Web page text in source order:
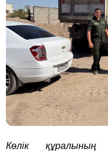
Көлік құралының